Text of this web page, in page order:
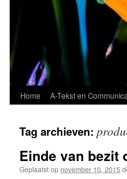
Ga
de
inhoud
Home A-Tekst en
Tag archieven:
Einde van bezit
Geplaatst op november 10, 2015